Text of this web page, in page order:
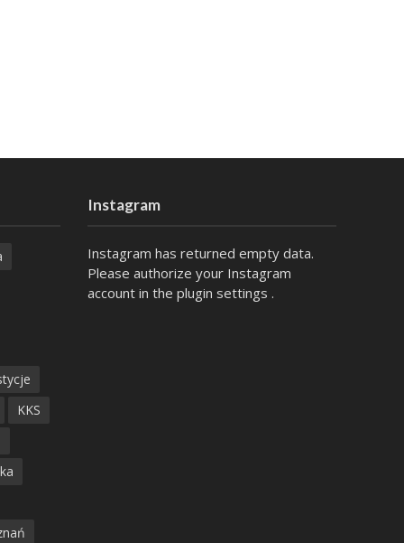
KKS
Instagram
Instagram has returned empty data.
Please authorize your Instagram
account in the plugin settings .